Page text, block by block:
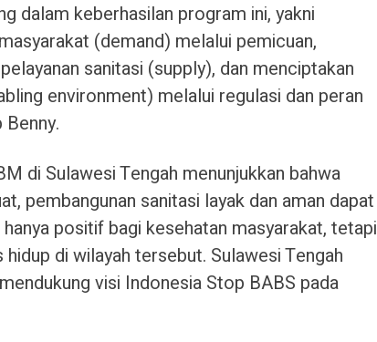
dalam keberhasilan program ini, yakni
(demand) melalui pemicuan,
sanitasi (supply), dan menciptakan
environment) melalui regulasi dan peran
di Sulawesi Tengah menunjukkan bahwa
pembangunan sanitasi layak dan aman dapat
positif bagi kesehatan masyarakat, tetapi
di wilayah tersebut. Sulawesi Tengah
visi Indonesia Stop BABS pada